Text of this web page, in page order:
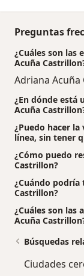
Preguntas
¿Cuáles son las
Acuña
Adriana Acuña
¿En dónde está
Acuña
¿Puedo hacer
línea, sin tener
¿Cómo puedo
Castrillon?
¿Cuándo podría
Castrillon?
¿Cuáles son las
Acuña
Búsquedas
Ciudades